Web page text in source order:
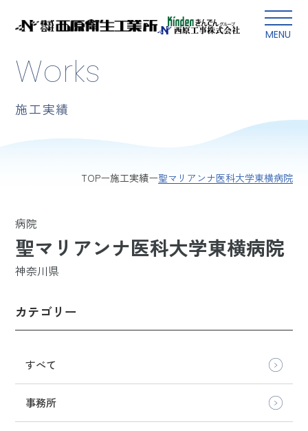
MENU
本文にスキップ
Works
施工実績
TOP 施工実績 聖マリアンナ医科大学東横病院
病院
聖マリアンナ医科大学東横病院
神奈川県
カテゴリー
すべて
事務所